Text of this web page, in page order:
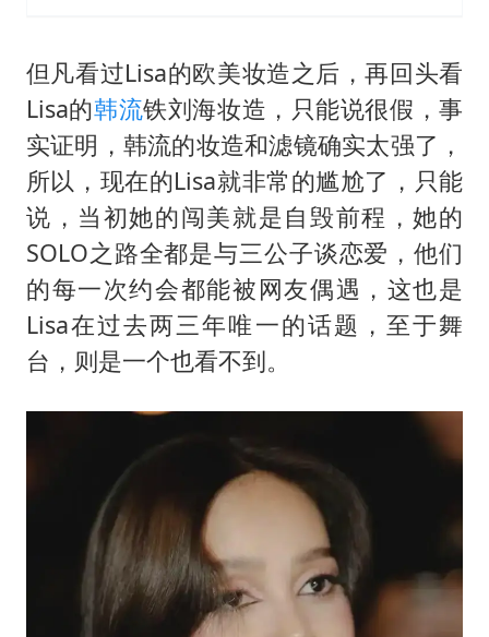
但凡看过Lisa的欧美妆造之后，再回头看
Lisa的韩流铁刘海妆造，只能说很假，事
实证明，韩流的妆造和滤镜确实太强了，
所以，现在的Lisa就非常的尴尬了，只能
说，当初她的闯美就是自毁前程，她的
SOLO之路全都是与三公子谈恋爱，他们
的每一次约会都能被网友偶遇，这也是
Lisa在过去两三年唯一的话题，至于舞
台，则是一个也看不到。